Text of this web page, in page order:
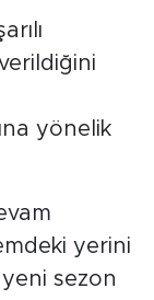
yönelik
yerini
sezon